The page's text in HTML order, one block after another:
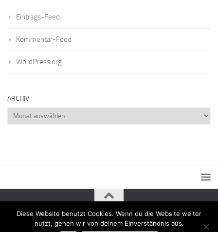
Eintrags-Feed
Kommentar-Feed
WordPress.org
ARCHIV
Archiv
Powered by - Entworfen mit dem Zu Hueman Pro wechseln
Diese Website benutzt Cookies. Wenn du die Website weiter
nutzt, gehen wir von deinem Einverständnis aus.